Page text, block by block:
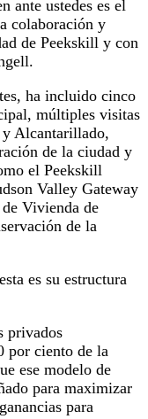
ante ustedes es el
colaboración y
de Peekskill y con
ha incluido cinco
múltiples visitas
Alcantarillado,
de la ciudad y
el Peekskill
Valley Gateway
Vivienda de
de la
es su estructura
privados
por ciento de la
ese modelo de
para maximizar
para